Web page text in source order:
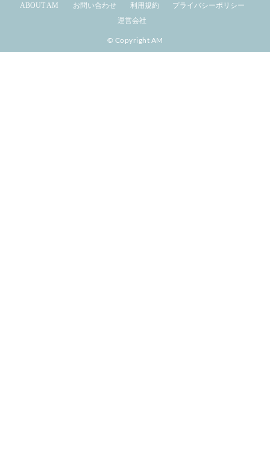
ABOUT AM お問い合わせ 利用規約
プライバシーポリシー
運営会社
© Copyright AM